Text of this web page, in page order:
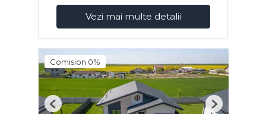
Vezi mai multe detalii
Comision 0%
Previous Next